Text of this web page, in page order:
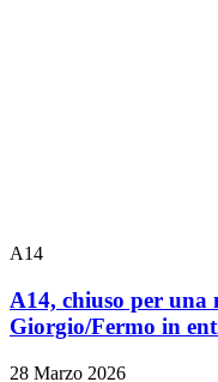
A14
A14, chiuso per una
Giorgio/Fermo in
28 Marzo 2026